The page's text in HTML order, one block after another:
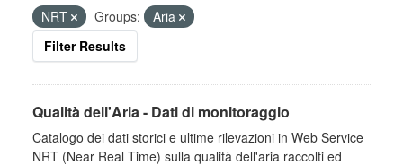
NRT
Groups:
Aria
Filter Results
Qualità dell'Aria - Dati di monitoraggio
Catalogo dei dati storici e ultime rilevazioni in Web Service
NRT (Near Real Time) sulla qualità dell'aria raccolti ed